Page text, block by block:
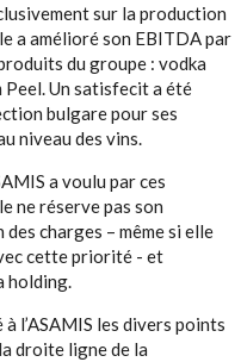
sur la production
a amélioré son EBITDA par
du groupe : vodka
Un satisfecit a été
bulgare pour ses
niveau des vins.
a voulu par ces
ne réserve pas son
charges – même si elle
cette priorité - et
holding.
l’ASAMIS les divers points
droite ligne de la